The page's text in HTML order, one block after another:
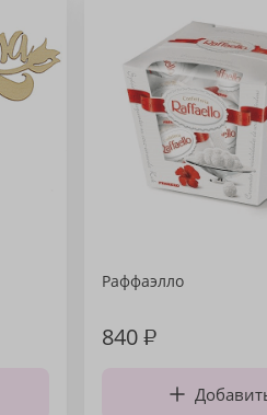
Раффаэлло
840₽